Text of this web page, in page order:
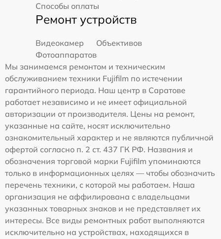
Способы оплаты
Ремонт устройств
Видеокамер
Объективов
Фотоаппаратов
Мы занимаемся ремонтом и техническим
обслуживанием техники Fujifilm по истечении
гарантийного периода. Наш центр в Саратове
работает независимо и не имеет официальной
авторизации от производителя. Цены на ремонт,
указанные на сайте, носят исключительно
ознакомительный характер и не являются публичной
офертой согласно п. 2 ст. 437 ГК РФ. Названия и
обозначения торговой марки Fujifilm упоминаются
только в информационных целях — чтобы обозначить
перечень техники, с которой мы работаем. Наша
организация не аффилирована с владельцами
указанных товарных знаков и не представляет их
интересы. Все виды ремонтных работ выполняются
исключительно на устройствах, находящихся в